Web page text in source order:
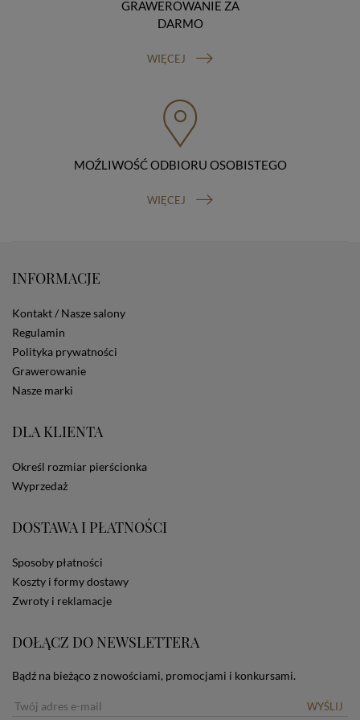
przetwarzamy je bezpodstawnie), prawo do wniesienia
sprzeciwu wobec przetwarzania danych, prawo do
organu nadzorczego (Prezesa Urzędu Ochrony Danych
osobowych (masz prawo cofnięcia zgody na
przetwarzanie danych w dowolnym momencie;
cofnięcie zgody nie ma wpływu na zgodność z prawem
przetwarzania, którego dokonano na podstawie Twojej
zgody przed jej cofnięciem). W celu wykonania swoich
Informacja o dobrowolności podania danych
Na stronie Sklepu są wykorzystywane pliki cookies.
wygody wszystkich użytkowników (w tym Kupujących)
preferencji i ustawień na stronie, zbieranie
anonimowych danych dla celów reklamowych i
statystycznych, także przez inne portale, w tym
portale społecznościowe, np. Facebook). Korzystanie
zamieszczane w urządzeniu końcowym każdego
stosowanie plików cookies powinien zmienić
informacji o plikach cookies.
GRAWEROWANIE ZA
DARMO
WIĘCEJ
MOŹLIWOŚĆ ODBIORU OSOBISTEGO
WIĘCEJ
INFORMACJE
Kontakt / Nasze salony
Regulamin
Polityka prywatności
Grawerowanie
Nasze marki
DLA KLIENTA
Określ rozmiar pierścionka
Wyprzedaż
DOSTAWA I PŁATNOŚCI
Sposoby płatności
Koszty i formy dostawy
Zwroty i reklamacje
DOŁĄCZ DO NEWSLETTERA
Bądź na bieżąco z nowościami, promocjami i konkursami.
WYŚLIJ